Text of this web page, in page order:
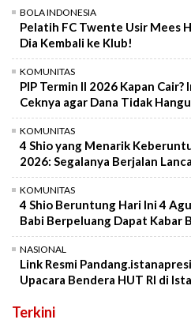
BOLA INDONESIA
Pelatih FC Twente Usir Mees
Dia Kembali ke Klub!
KOMUNITAS
PIP Termin II 2026 Kapan Cair?
Ceknya agar Dana Tidak
KOMUNITAS
4 Shio yang Menarik
2026: Segalanya Berjalan
KOMUNITAS
4 Shio Beruntung Hari Ini 4
Babi Berpeluang Dapat Kabar
NASIONAL
Link Resmi
Upacara Bendera HUT RI di
Terkini